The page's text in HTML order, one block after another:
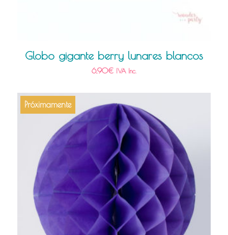
Globo gigante berry lunares blancos
6,90€ IVA Inc.
Próximamente